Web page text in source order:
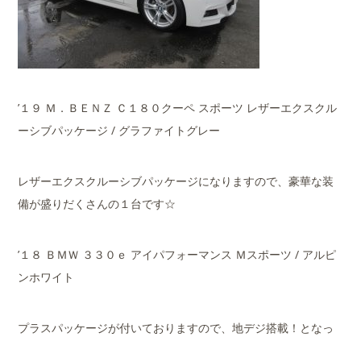
’１９ Ｍ．ＢＥＮＺ Ｃ１８０クーペ スポーツ レザーエクスクル
ーシブパッケージ / グラファイトグレー
レザーエクスクルーシブパッケージになりますので、豪華な装
備が盛りだくさんの１台です☆
’１８ ＢＭＷ ３３０ｅ アイパフォーマンス Ｍスポーツ / アルピ
ンホワイト
プラスパッケージが付いておりますので、地デジ搭載！となっ